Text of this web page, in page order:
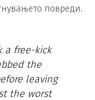
повреди.
a free-kick
the
leaving
the worst